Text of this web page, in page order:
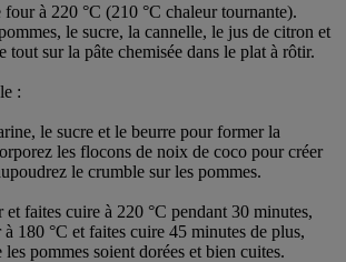
four à 220 °C (210 °C chaleur tournante).
le sucre, la cannelle, le jus de citron et
tout sur la pâte chemisée dans le plat à rôtir.
:
le sucre et le beurre pour former la
les flocons de noix de coco pour créer
le crumble sur les pommes.
faites cuire à 220 °C pendant 30 minutes,
à 180 °C et faites cuire 45 minutes de plus,
les pommes soient dorées et bien cuites.